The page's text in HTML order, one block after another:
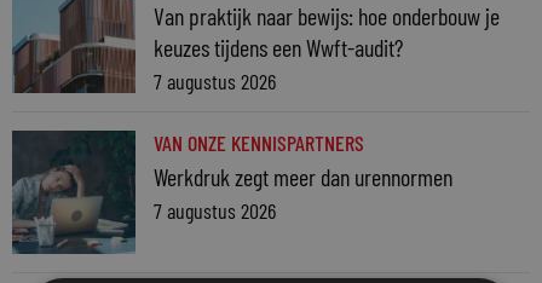
Van praktijk naar bewijs: hoe onderbouw je
keuzes tijdens een Wwft-audit?
7 augustus 2026
VAN ONZE KENNISPARTNERS
Werkdruk zegt meer dan urennormen
7 augustus 2026